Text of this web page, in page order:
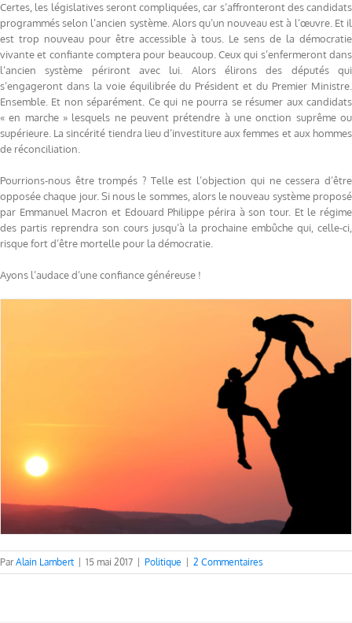
Certes, les législatives seront compliquées, car s’affronteront des candidats
programmés selon l’ancien système. Alors qu’un nouveau est à l’œuvre. Et il
est trop nouveau pour être accessible à tous. Le sens de la démocratie
vivante et confiante comptera pour beaucoup. Ceux qui s’enfermeront dans
l’ancien système périront avec lui. Alors élirons des députés qui
s’engageront dans la voie équilibrée du Président et du Premier Ministre.
Ensemble. Et non séparément. Ce qui ne pourra se résumer aux candidats
« en marche » lesquels ne peuvent prétendre à une onction suprême ou
supérieure. La sincérité tiendra lieu d’investiture aux femmes et aux hommes
de réconciliation.
Pourrions-nous être trompés ? Telle est l’objection qui ne cessera d’être
opposée chaque jour. Si nous le sommes, alors le nouveau système proposé
par Emmanuel Macron et Edouard Philippe périra à son tour. Et le régime
des partis reprendra son cours jusqu’à la prochaine embûche qui, celle-ci,
risque fort d’être mortelle pour la démocratie.
Ayons l’audace d’une confiance généreuse !
ParAlain Lambert 15 mai 2017 Politique 2 Commentaires